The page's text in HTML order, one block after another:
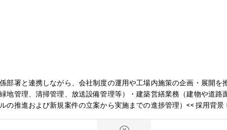
部署と連携しながら、会社制度の運用や工場内施策の企画・展開を
地管理、清掃管理、放送設備管理等）・建築営繕業務（建物や道路
新規案件の立案から実施までの進捗管理）<< 採用背景 >>
に従事できる環境を作っていく。・働く皆さんがやりがいを持って